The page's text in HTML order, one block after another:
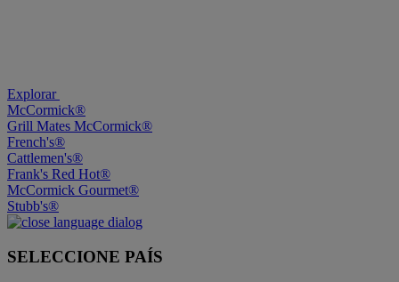
Explorar
McCormick®
Grill Mates McCormick®
French's®
Cattlemen's®
Frank's Red Hot®
McCormick Gourmet®
Stubb's®
SELECCIONE PAÍS